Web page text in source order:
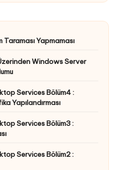
Taraması Yapmaması
Windows Server
Services Bölüm4 :
Yapılandırması
Services Bölüm3 :
Services Bölüm2 :